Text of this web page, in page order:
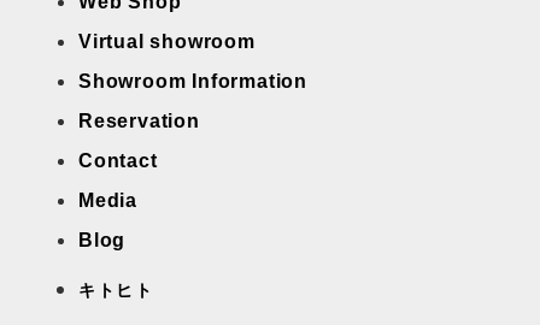
Virtual showroom
Showroom Information
Reservation
Contact
Media
Blog
キトヒト